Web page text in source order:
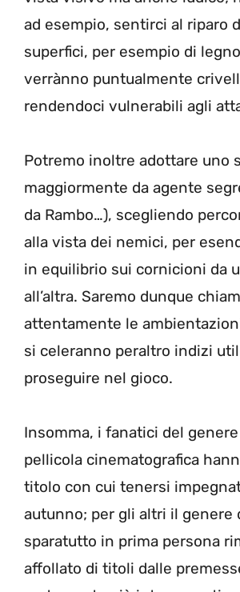
ad esempio, sentirci al riparo
superfici, per esempio di
verrànno puntualmente
rendendoci vulnerabili agli
Potremo inoltre adottare uno
maggiormente da agente
da Rambo…), scegliendo
alla vista dei nemici, per
in equilibrio sui cornicioni da
all’altra. Saremo dunque
attentamente le
si celeranno peraltro indizi
proseguire nel gioco.
Insomma, i fanatici del
pellicola cinematografica
titolo con cui tenersi
autunno; per gli altri il genere
sparatutto in prima persona
affollato di titoli dalle